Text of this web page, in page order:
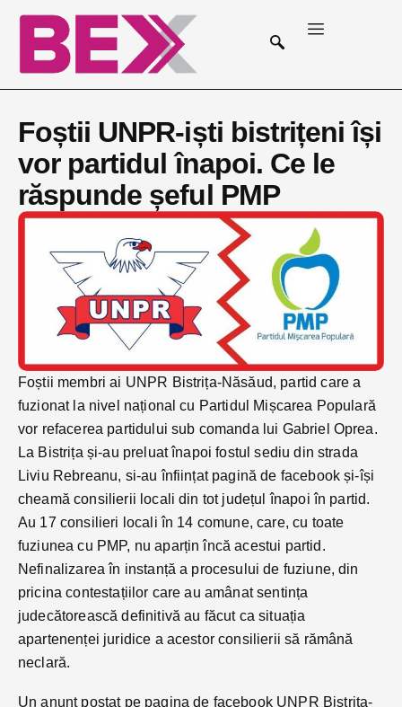
Foștii UNPR-iști bistrițeni își
vor partidul înapoi. Ce le
răspunde șeful PMP
Foștii membri ai UNPR Bistrița-Năsăud, partid care a
fuzionat la nivel național cu Partidul Mișcarea Populară
vor refacerea partidului sub comanda lui Gabriel Oprea.
La Bistrița și-au preluat înapoi fostul sediu din strada
Liviu Rebreanu, si-au înființat pagină de facebook și-își
cheamă consilierii locali din tot județul înapoi în partid.
Au 17 consilieri locali în 14 comune, care, cu toate
fuziunea cu PMP, nu aparțin încă acestui partid.
Nefinalizarea în instanță a procesului de fuziune, din
pricina contestațiilor care au amânat sentința
judecătorească definitivă au făcut ca situația
apartenenței juridice a acestor consilierii să rămână
neclară.
Un anunț postat pe pagina de facebook UNPR Bistrița-